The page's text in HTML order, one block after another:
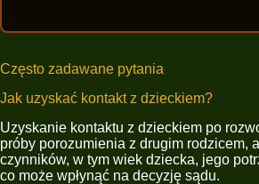
Często zadawane pytania
Jak uzyskać kontakt z dzieckiem?
Uzyskanie kontaktu z dzieckiem po
próby porozumienia z drugim rodzicem,
czynników, w tym wiek dziecka, jego
co może wpłynąć na decyzję sądu.